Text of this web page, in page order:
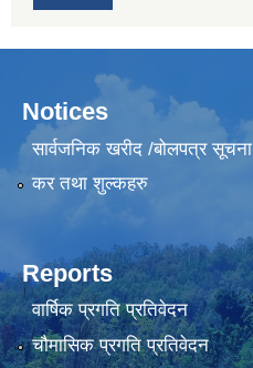
Notices
सार्वजनिक खरीद /बोलपत्र सूचना
कर तथा शुल्कहरु
Reports
वार्षिक प्रगति प्रतिवेदन
चौमासिक प्रगति प्रतिवेदन